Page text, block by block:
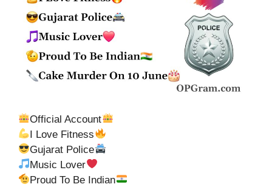
Official Account
I Love Fitness
Gujarat Police
Music Lover
Proud To Be Indian